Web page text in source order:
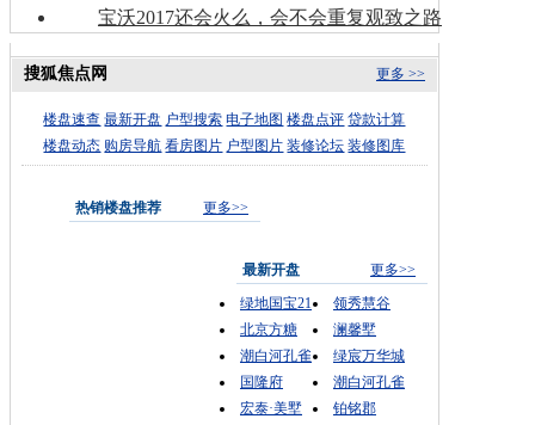
宝沃2017还会火么，会不会重复观致之路
更多 >>
搜狐焦点网
楼盘速查 最新开盘 户型搜索 电子地图 楼盘点评 贷款计算
楼盘动态 购房导航 看房图片 户型图片 装修论坛 装修图库
热销楼盘推荐 更多>>
最新开盘
更多>>
绿地国宝21
领秀慧谷
北京方糖
澜馨墅
潮白河孔雀
绿宸万华城
国隆府
潮白河孔雀
宏泰·美墅
铂铭郡